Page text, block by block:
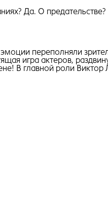
Да. О
переполняли
игра актеров,
В главной роли Виктор